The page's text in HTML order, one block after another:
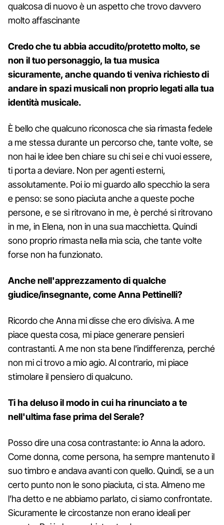
qualcosa di nuovo è un aspetto che trovo davvero
molto affascinante
Credo che tu abbia accudito/protetto molto, se
non il tuo personaggio, la tua musica
sicuramente, anche quando ti veniva richiesto di
andare in spazi musicali non proprio legati alla tua
identità musicale.
È bello che qualcuno riconosca che sia rimasta fedele
a me stessa durante un percorso che, tante volte, se
non hai le idee ben chiare su chi sei e chi vuoi essere,
ti porta a deviare. Non per agenti esterni,
assolutamente. Poi io mi guardo allo specchio la sera
e penso: se sono piaciuta anche a queste poche
persone, e se si ritrovano in me, è perché si ritrovano
in me, in Elena, non in una sua macchietta. Quindi
sono proprio rimasta nella mia scia, che tante volte
forse non ha funzionato.
Anche nell'apprezzamento di qualche
giudice/insegnante, come Anna Pettinelli?
Ricordo che Anna mi disse che ero divisiva. A me
piace questa cosa, mi piace generare pensieri
contrastanti. A me non sta bene l'indifferenza, perché
non mi ci trovo a mio agio. Al contrario, mi piace
stimolare il pensiero di qualcuno.
Ti ha deluso il modo in cui ha rinunciato a te
nell'ultima fase prima del Serale?
Posso dire una cosa contrastante: io Anna la adoro.
Come donna, come persona, ha sempre mantenuto il
suo timbro e andava avanti con quello. Quindi, se a un
certo punto non le sono piaciuta, ci sta. Almeno me
l’ha detto e ne abbiamo parlato, ci siamo confrontate.
Sicuramente le circostanze non erano ideali per